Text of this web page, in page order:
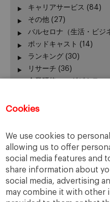
Cookies
We use cookies to
allowing us to offer
social media features and
share information about
social media, advertising
may combine it with other
キャリアサービス (84)
その他 (27)
バルセロナ（生活・ビジ
ポッドキャスト (14)
ランキング (30)
リサーチ (36)
出願関連アドバイス
卒業生向けイベント
受験生向けイベント
(111)
在校生の活躍(42)
報道発表、レポート(24)
学長(24)